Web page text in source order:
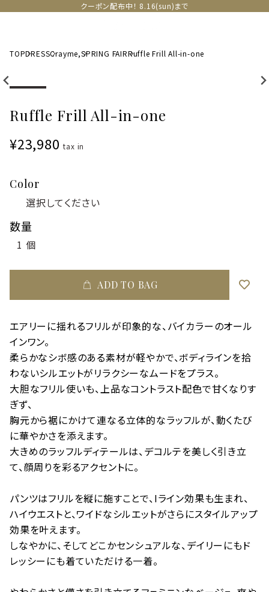
クーポン配布中！ 8.16(sun)まで
TOPDRESSCrayme,SPRING FAIRRuffle Frill All-in-one
Ruffle Frill All-in-one
¥23,980tax in
Color
数量
ADD TO BAG
エアリーに揺れるフリルが印象的な、バイカラーのオール
インワン。
柔らかなシボ感のある素材が軽やかで、ボディラインを拾
わないシルエットがリラクシーなムードをプラス。
大胆なフリル使いも、上品なコントラスト配色で甘くなりす
ぎず、
胸元から裾にかけて連なる立体的なラッフルが、動くたび
に華やかさを添えます。
大きめのラッフルディテールは、デコルテを美しく引き立
て、顔周りを彩るアクセントに。
パンツはフリルを縦に施すことで、Iライン効果も生まれ、
ハイウエストと、ワイドなシルエットがさらにスタイルアップ
効果を叶えます。
しなやかに、そしてどこかセンシュアルな、デイリーにもド
レッシーにも着ていただける一着。